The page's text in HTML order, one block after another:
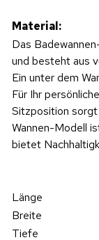
Material:
Das
und besteht aus
Ein unter dem
Für Ihr
Sitzposition sorgt
Wannen-Modell
bietet
Länge
Breite
Tiefe